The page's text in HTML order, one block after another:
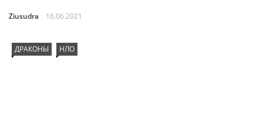
Ziusudra 16.06.2021
ДРАКОНЫ НЛО